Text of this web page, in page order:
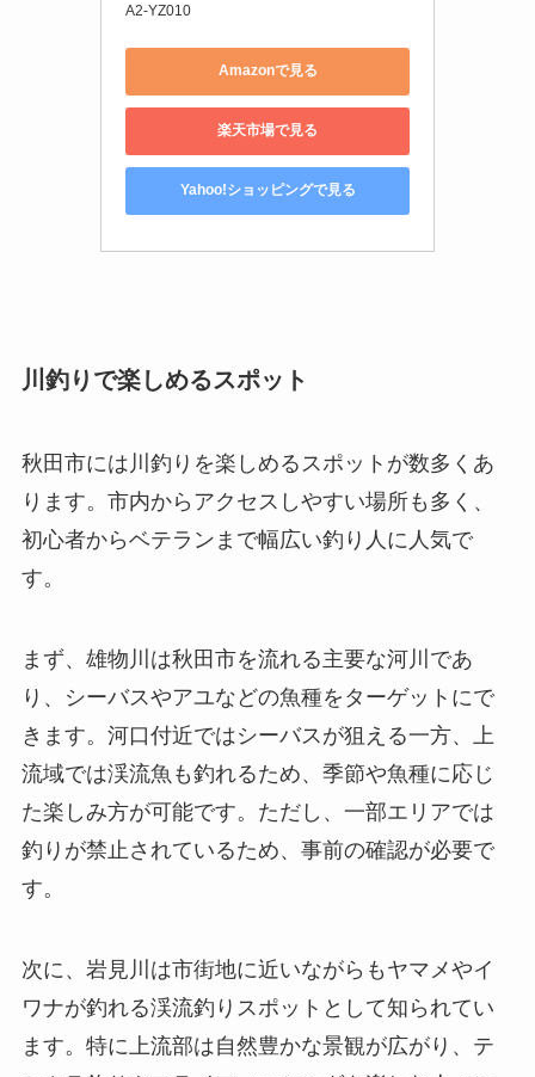
A2-YZ010
Amazonで見る
楽天市場で見る
Yahoo!ショッピングで見る
川釣りで楽しめるスポット
秋田市には川釣りを楽しめるスポットが数多くあ
ります。市内からアクセスしやすい場所も多く、
初心者からベテランまで幅広い釣り人に人気で
す。
まず、雄物川は秋田市を流れる主要な河川であ
り、シーバスやアユなどの魚種をターゲットにで
きます。河口付近ではシーバスが狙える一方、上
流域では渓流魚も釣れるため、季節や魚種に応じ
た楽しみ方が可能です。ただし、一部エリアでは
釣りが禁止されているため、事前の確認が必要で
す。
次に、岩見川は市街地に近いながらもヤマメやイ
ワナが釣れる渓流釣りスポットとして知られてい
ます。特に上流部は自然豊かな景観が広がり、テ